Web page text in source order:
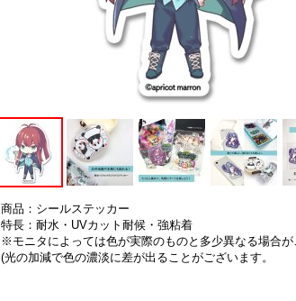
商品：シールステッカー
特長：耐水・UVカット耐候・強粘着
※モニタによっては色が実際のものと多少異なる場合が
(光の加減で色の濃淡に差が出ることがございます。